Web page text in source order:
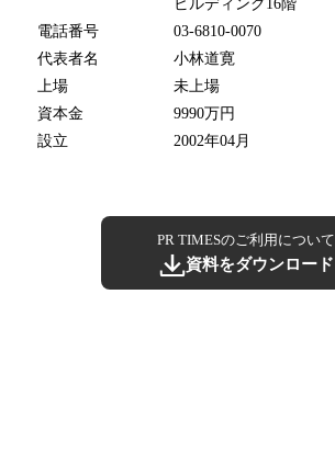
ビルディング16階
電話番号
03-6810-0070
代表者名
小林道寛
上場
未上場
資本金
9990万円
設立
2002年04月
PR TIMESのご利用について
資料をダウンロード